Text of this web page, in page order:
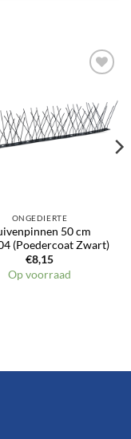
ONGEDIERTE
50 cm
(Poedercoat Zwart)
€8,15
Op voorraad